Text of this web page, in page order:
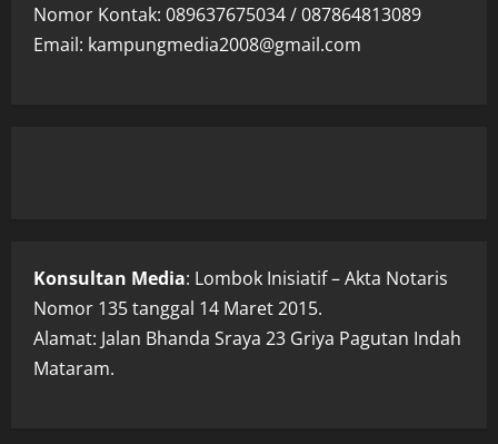
Nomor Kontak: 089637675034 / 087864813089
Email: kampungmedia2008@gmail.com
Konsultan Media: Lombok Inisiatif – Akta Notaris
Nomor 135 tanggal 14 Maret 2015.
Alamat: Jalan Bhanda Sraya 23 Griya Pagutan Indah
Mataram.